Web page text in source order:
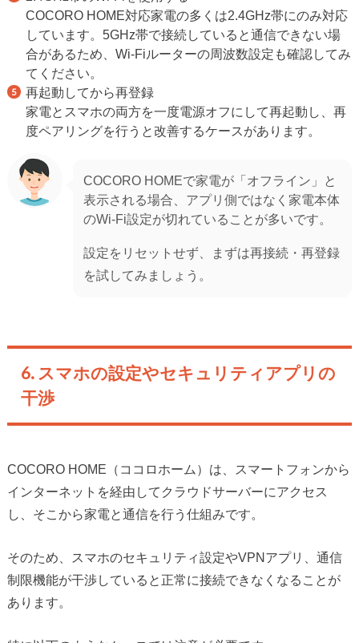
COCORO HOME対応家電の多くは2.4GHz帯にのみ対応
しています。5GHz帯で接続していると通信できない場
合があるため、Wi-Fiルーターの周波数設定も確認してみ
てください。
再起動してから再登録
家電とスマホの両方を一度電源オフにして再起動し、再
度ペアリングを行うと改善するケースがあります。
COCORO HOMEで家電が「オフライン」と
表示される場合、アプリ側ではなく家電本体
のWi-Fi設定が切れていることが多いです。
設定をリセットせず、まずは再接続・再登録
を試してみましょう。
6. スマホの設定やセキュリティアプリの
干渉
COCORO HOME（ココロホーム）は、スマートフォンから
インターネットを経由してクラウドサーバーにアクセス
し、そこから家電と通信を行う仕組みです。
そのため、スマホのセキュリティ設定やVPNアプリ、通信
制限機能が干渉していると正常に接続できなくなることが
あります。